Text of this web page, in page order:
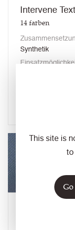
This site is
to
Intervene
14farben
Synthetik